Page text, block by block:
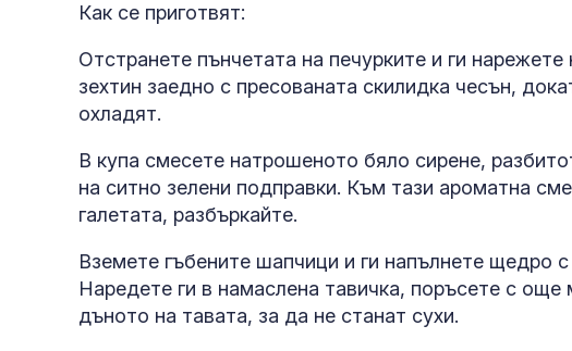
Как се приготвят:
Отстранете пънчетата на печурките и ги
зехтин заедно с пресованата скилидка чесън,
охладят.
В купа смесете натрошеното бяло сирене,
на ситно зелени подправки. Към тази ароматна
галетата, разбъркайте.
Вземете гъбените шапчици и ги напълнете щедро
Наредете ги в намаслена тавичка, поръсете с
дъното на тавата, за да не станат сухи.